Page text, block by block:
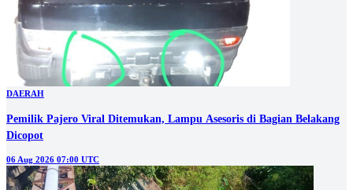
DAERAH
Pemilik Pajero Viral Ditemukan, Lampu Asesoris di Bagian Belakang
Dicopot
06 Aug 2026 07:00 UTC